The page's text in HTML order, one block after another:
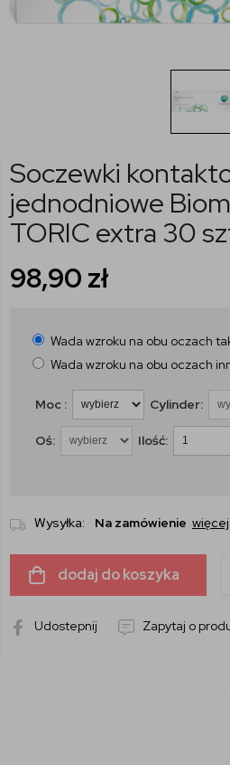
Soczewki
jednodniowe
TORIC extra 30
98,90 zł
Wada wzroku na obu oczach
Wada wzroku na obu oczach
Moc : Cylinder:
Oś: Ilość:
Wysyłka: Na zamówienie więcej
dodaj do koszyka
Udostepnij Zapytaj o